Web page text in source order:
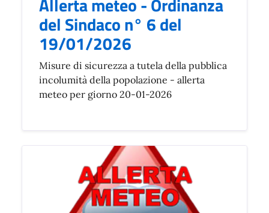
Allerta meteo - Ordinanza
del Sindaco n° 6 del
19/01/2026
Misure di sicurezza a tutela della pubblica
incolumità della popolazione - allerta
meteo per giorno 20-01-2026